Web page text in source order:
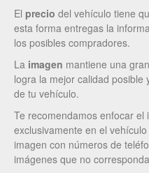
El precio del vehículo tiene
esta forma entregas la
los posibles compradores.
La imagen mantiene una
logra la mejor calidad
de tu vehículo.
Te recomendamos enfocar el
exclusivamente en el
imagen con números de
imágenes que no